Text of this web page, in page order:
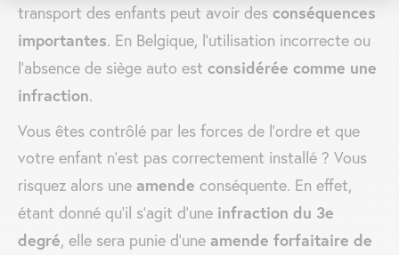
transport des enfants peut avoir des conséquences
importantes. En Belgique, l’utilisation incorrecte ou
l’absence de siège auto est considérée comme une
infraction.
Vous êtes contrôlé par les forces de l’ordre et que
votre enfant n’est pas correctement installé ? Vous
risquez alors une amende conséquente. En effet,
étant donné qu’il s’agit d’une infraction du 3e
degré, elle sera punie d’une amende forfaitaire de